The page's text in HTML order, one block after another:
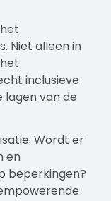
Niet alleen in
inclusieve
van de
Wordt er
en
beperkingen?